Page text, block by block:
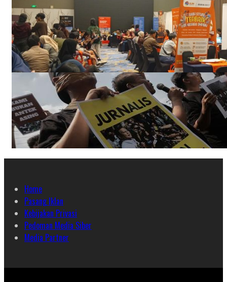
Home
Pasang Iklan
Kebijakan Privasi
Pedoman Media Siber
Media Partner